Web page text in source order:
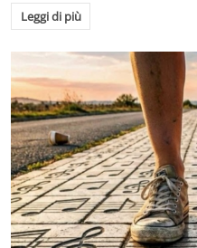
Leggi di più